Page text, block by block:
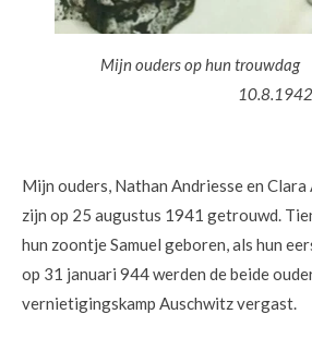
Mijn ouders op hun trouwdag
10.8.1942
Mijn ouders, Nathan Andriesse en Clara
zijn op 25 augustus 1941 getrouwd.
hun zoontje Samuel geboren, als hun
op 31 januari 944 werden de beide
vernietigingskamp Auschwitz vergast.